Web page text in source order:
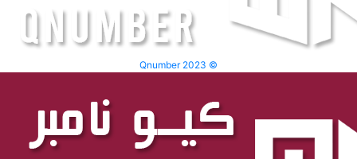
Qnumber 2023 ©